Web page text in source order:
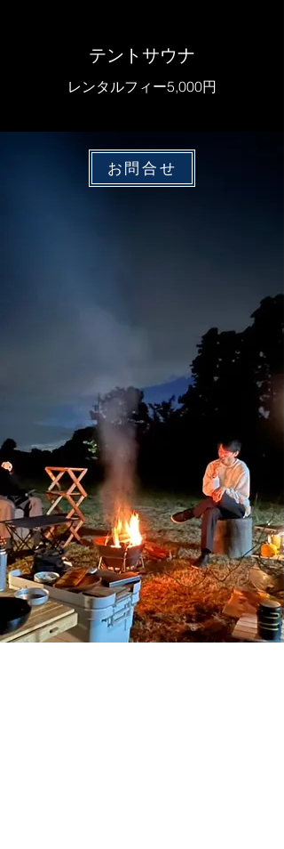
テントサウナ
レンタルフィー5,000円
お問合せ